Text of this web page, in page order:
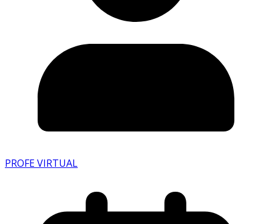
PROFE VIRTUAL